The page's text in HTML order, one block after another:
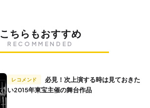
こちらもおすすめ
RECOMMENDED
レコメンド
い2015年東宝主催の舞台作品